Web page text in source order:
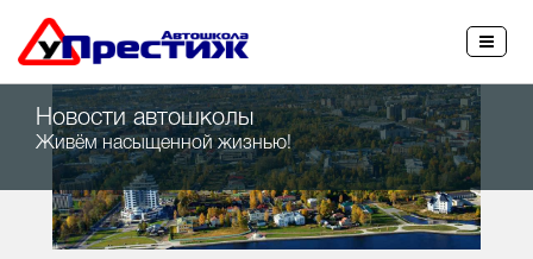
Новости автошколы
Живём насыщенной жизнью!